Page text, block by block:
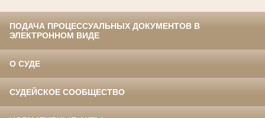
ПОДАЧА ПРОЦЕССУАЛЬНЫХ ДОКУМЕНТОВ В
ЭЛЕКТРОННОМ ВИДЕ
О СУДЕ
СУДЕЙСКОЕ СООБЩЕСТВО